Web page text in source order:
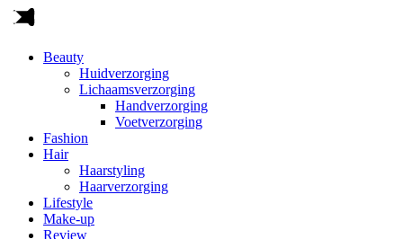
Beauty
Huidverzorging
Lichaamsverzorging
Handverzorging
Voetverzorging
Fashion
Hair
Haarstyling
Haarverzorging
Lifestyle
Make-up
Review